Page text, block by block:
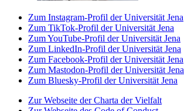
Zum Instagram-Profil der Universität Jena
Zum TikTok-Profil der Universität Jena
Zum YouTube-Profil der Universität Jena
Zum LinkedIn-Profil der Universität Jena
Zum Facebook-Profil der Universität Jena
Zum Mastodon-Profil der Universität Jena
Zum Bluesky-Profil der Universität Jena
Zur Webseite der Charta der Vielfalt